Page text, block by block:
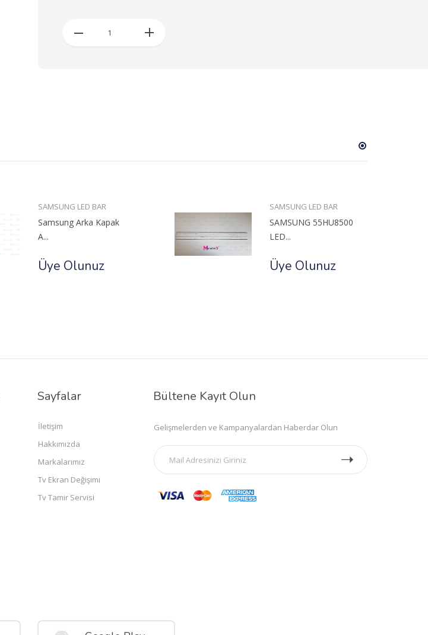
SAMSUNG LED BAR
Samsung Arka Kapak
A...
Üye Olunuz
SAMSUNG LED BAR
SAMSUNG 55HU8500
LED...
Üye Olunuz
Sayfalar
İletişim
Hakkımızda
Markalarımız
Tv Ekran Değişimi
Tv Tamir Servisi
Bültene Kayıt Olun
Gelişmelerden ve Kampanyalardan Haberdar Olun